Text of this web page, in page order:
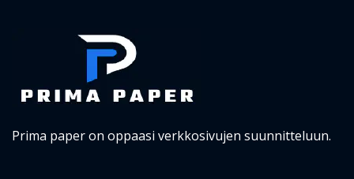
Prima paper on oppaasi verkkosivujen suunnitteluun.